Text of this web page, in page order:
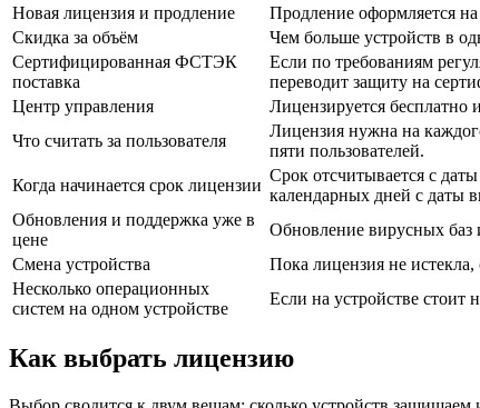
Новая лицензия и продление
Продление оформляется
Скидка за объём
Чем больше устройств в
Сертифицированная ФСТЭК
поставка
Если по требованиям
переводит защиту на
Центр управления
Лицензируется бесплатно
Что считать за пользователя
Лицензия нужна на
пяти пользователей.
Когда начинается срок лицензии
Срок отсчитывается с
календарных дней с даты
Обновления и поддержка уже в
цене
Обновление вирусных баз
Смена устройства
Пока лицензия не
Несколько операционных
систем на одном устройстве
Если на устройстве
Как выбрать лицензию